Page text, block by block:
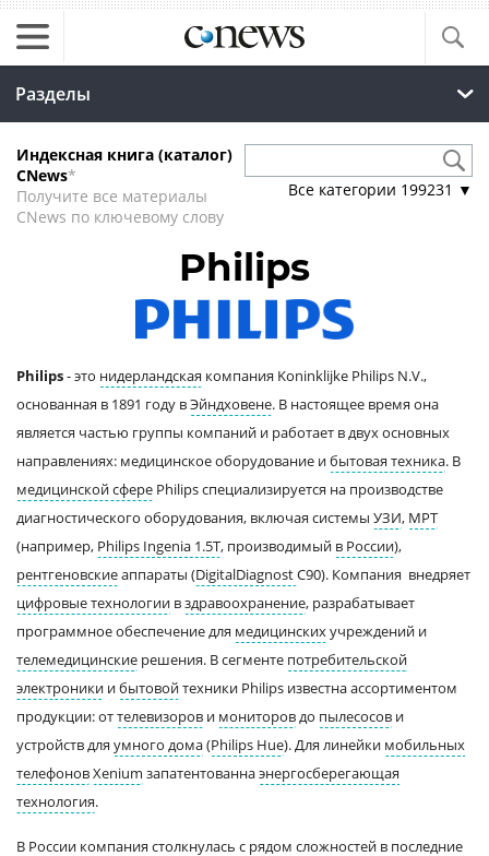
Разделы
Индексная книга (каталог)
CNews*
Получите все материалы
CNews по ключевому слову
Все категории 199231 ▼
Philips
Philips- это нидерландская компания Koninklijke Philips N.V.,
основанная в 1891 году вЭйндховене. В настоящее время она
является частью группы компаний и работает в двух основных
направлениях: медицинское оборудование ибытовая техника. В
медицинской сфере Philips специализируется на производстве
диагностического оборудования, включая системы УЗИ, МРТ
(например, Philips Ingenia 1.5T, производимый в России),
рентгеновскиеаппараты (DigitalDiagnostС90). Компания внедряет
цифровые технологии вздравоохранение, разрабатывает
программное обеспечение для медицинскихучреждений и
телемедицинские решения. В сегменте потребительской
электроники ибытовойтехники Philips известна ассортиментом
продукции: оттелевизоров и мониторовдо пылесосов и
устройств для умного дома(Philips Hue). Для линейки мобильных
телефоновXenium запатентованнаэнергосберегающая
технология.
В России компания столкнулась с рядом сложностей в последние